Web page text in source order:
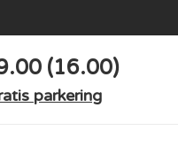
(16.00)
parkering